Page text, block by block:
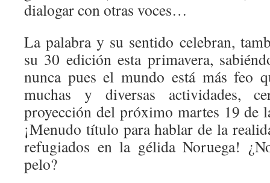
dialogar con otras voces…
La palabra y su sentido celebran,
su 30 edición esta primavera,
nunca pues el mundo está más feo
muchas y diversas actividades,
proyección del próximo martes 19 de
¡Menudo título para hablar de la
refugiados en la gélida Noruega!
pelo?